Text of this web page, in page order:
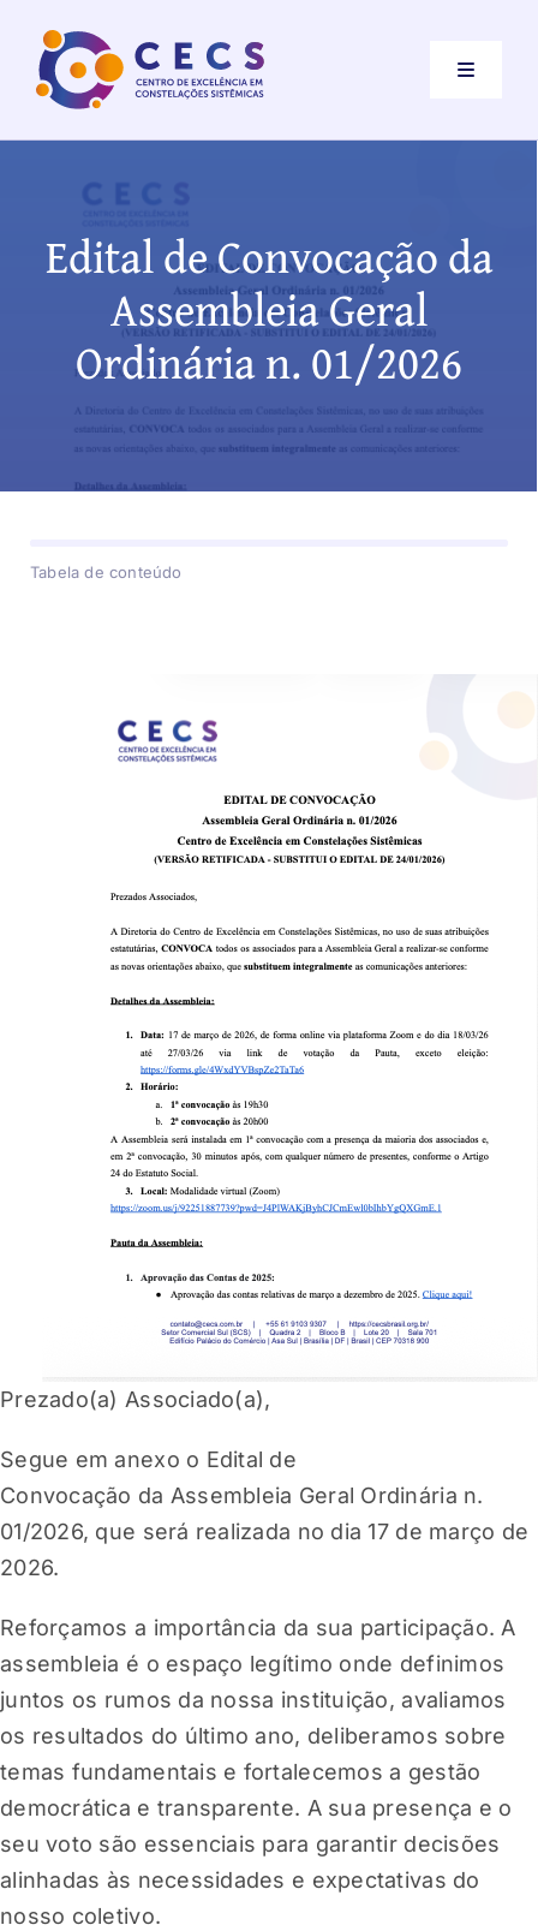
para
Toggle
Institucional
Constelações Sistêmicas
Contato
Edital de Convocação da
Assembleia Geral
Ordinária n. 01/2026
Tabela de conteúdo
Prezado(a) Associado(a),
Segue em anexo o Edital de
Convocação da Assembleia Geral Ordinária n.
01/2026, que será realizada no dia 17 de março de
2026.
Reforçamos a importância da sua participação. A
assembleia é o espaço legítimo onde definimos
juntos os rumos da nossa instituição, avaliamos
os resultados do último ano, deliberamos sobre
temas fundamentais e fortalecemos a gestão
democrática e transparente. A sua presença e o
seu voto são essenciais para garantir decisões
alinhadas às necessidades e expectativas do
nosso coletivo.